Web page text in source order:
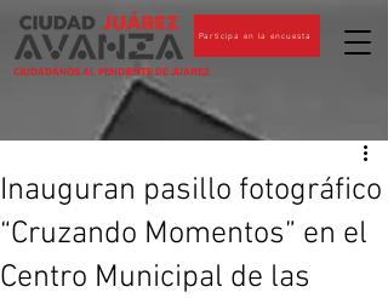
CIUDADANOS AL PENDIENTE DE JUÁREZ
Participa en la encuesta
Inauguran pasillo fotográfico
“Cruzando Momentos” en el
Centro Municipal de las